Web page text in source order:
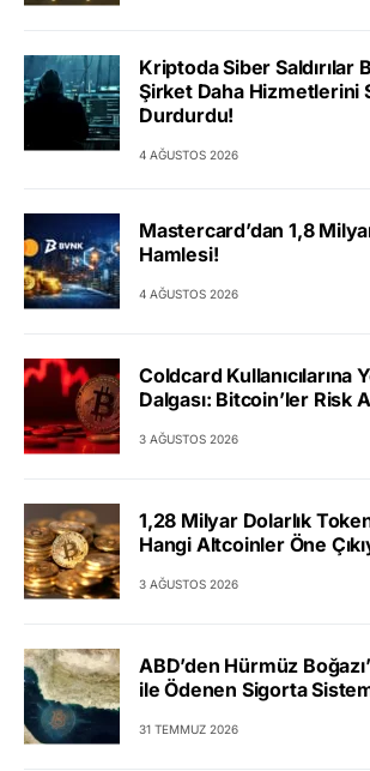
Kriptoda Siber Saldırılar
Şirket Daha Hizmetlerini
Durdurdu!
4 AĞUSTOS 2026
Mastercard’dan 1,8
Hamlesi!
4 AĞUSTOS 2026
Coldcard Kullanıcılarına
Dalgası: Bitcoin’ler Risk
3 AĞUSTOS 2026
1,28 Milyar Dolarlık
Hangi Altcoinler Öne
3 AĞUSTOS 2026
ABD’den Hürmüz
ile Ödenen Sigorta
31 TEMMUZ 2026